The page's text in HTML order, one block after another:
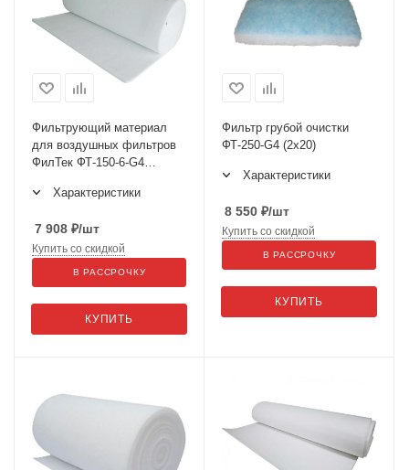
Фильтрующий материал
для воздушных фильтров
ФилТек ФТ-150-6-G4
Характеристики
7 908 ₽/шт
КУПИТЬ
Купить со скидкой
В РАССРОЧКУ
Фильтр грубой очистки
ФТ-250-G4 (2х20)
Характеристики
8 550 ₽/шт
КУПИТЬ
Купить со скидкой
В РАССРОЧКУ